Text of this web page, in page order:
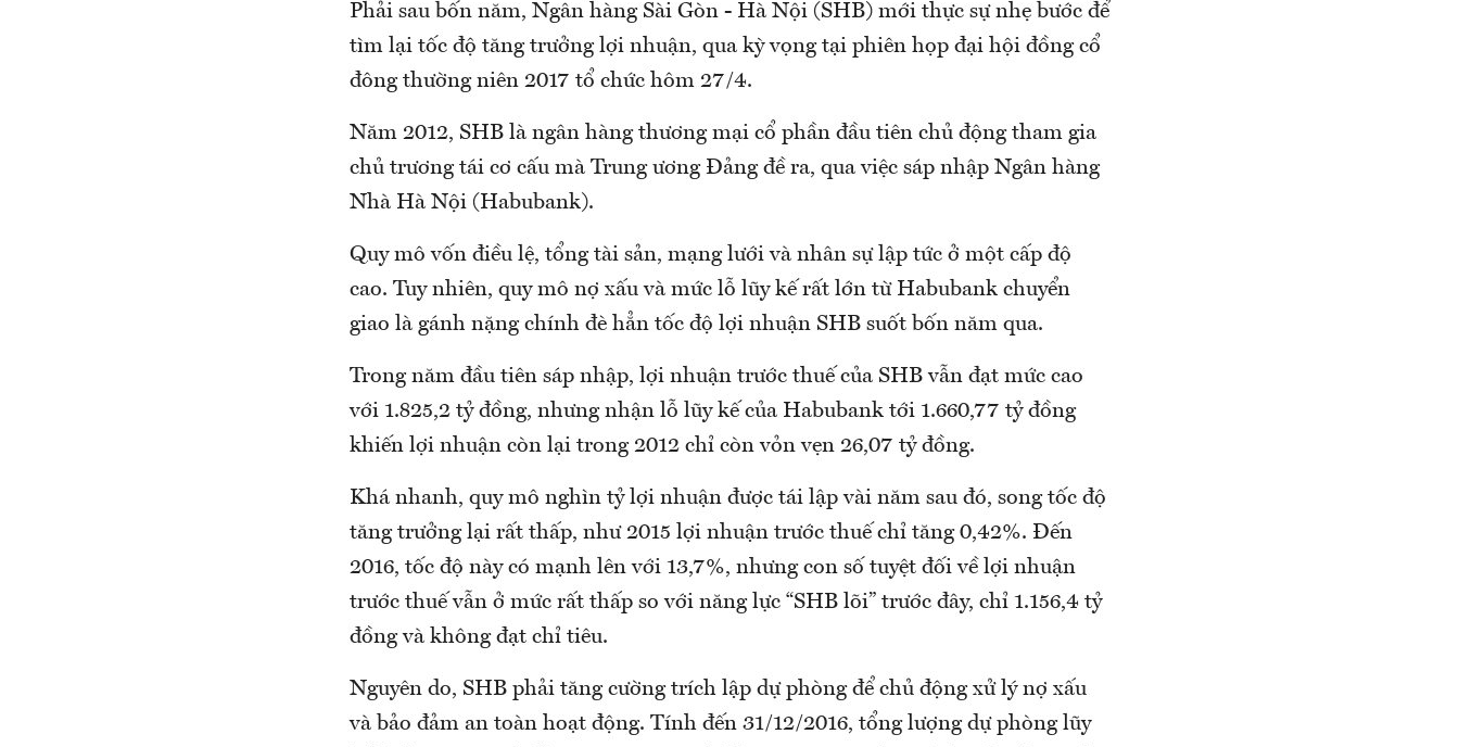
Phải sau bốn năm, Ngân hàng Sài Gòn - Hà Nội (SHB) mới thực sự nhẹ bước để
tìm lại tốc độ tăng trưởng lợi nhuận, qua kỳ vọng tại phiên họp đại hội đồng cổ
đông thường niên 2017 tổ chức hôm 27/4.
Năm 2012, SHB là ngân hàng thương mại cổ phần đầu tiên chủ động tham gia
chủ trương tái cơ cấu mà Trung ương Đảng đề ra, qua việc sáp nhập Ngân hàng
Nhà Hà Nội (Habubank).
Quy mô vốn điều lệ, tổng tài sản, mạng lưới và nhân sự lập tức ở một cấp độ
cao. Tuy nhiên, quy mô nợ xấu và mức lỗ lũy kế rất lớn từ Habubank chuyển
giao là gánh nặng chính đè hẳn tốc độ lợi nhuận SHB suốt bốn năm qua.
Trong năm đầu tiên sáp nhập, lợi nhuận trước thuế của SHB vẫn đạt mức cao
với 1.825,2 tỷ đồng, nhưng nhận lỗ lũy kế của Habubank tới 1.660,77 tỷ đồng
khiến lợi nhuận còn lại trong 2012 chỉ còn vỏn vẹn 26,07 tỷ đồng.
Khá nhanh, quy mô nghìn tỷ lợi nhuận được tái lập vài năm sau đó, song tốc độ
tăng trưởng lại rất thấp, như 2015 lợi nhuận trước thuế chỉ tăng 0,42%. Đến
2016, tốc độ này có mạnh lên với 13,7%, nhưng con số tuyệt đối về lợi nhuận
trước thuế vẫn ở mức rất thấp so với năng lực “SHB lõi” trước đây, chỉ 1.156,4 tỷ
đồng và không đạt chỉ tiêu.
Nguyên do, SHB phải tăng cường trích lập dự phòng để chủ động xử lý nợ xấu
và bảo đảm an toàn hoạt động. Tính đến 31/12/2016, tổng lượng dự phòng lũy